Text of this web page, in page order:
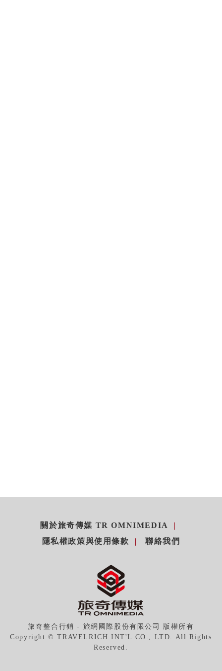
關於旅奇傳媒 TR OMNIMEDIA
隱私權政策與使用條款
聯絡我們
旅奇整合行銷 - 旅網國際股份有限公司 版權所有
Copyright © TRAVELRICH INT'L CO., LTD. All Rights
Reserved.